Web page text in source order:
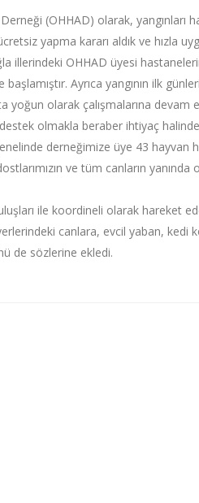
(OHHAD) olarak, yangınları
yapma kararı aldık ve hızla
illerindeki OHHAD üyesi
Ayrıca yangının ilk
yoğun olarak çalışmalarına
olmakla beraber ihtiyaç halinde
derneğimize üye 43
ve tüm canların yanında
ile koordineli olarak hareket
canlara, evcil yaban, kedi
de sözlerine ekledi.